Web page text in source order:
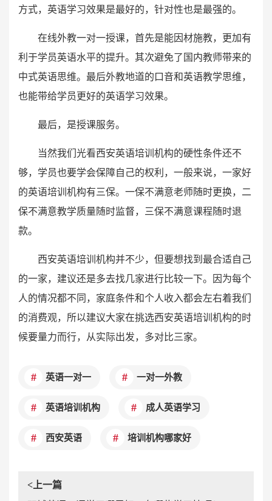
方式，英语学习效果是最好的，针对性也是最强的。
在线外教一对一授课，首先是能因材施教，更加有
利于学员英语水平的提升。其次避免了国内教师带来的
中式英语思维。最后外教地道的口音和英语教学思维，
也能带给学员更好的英语学习效果。
最后，是授课服务。
当然我们光看西安英语培训机构的硬性条件还不
够，学员也要学会保障自己的权利，一般来说，一家好
的英语培训机构有三保。一保不满意老师随时更换，二
保不满意教学质量随时监督，三保不满意课程随时退
款。
西安英语培训机构并不少，但要想找到最合适自己
的一家，建议还是多去找几家进行比较一下。因为每个
人的情况都不同，家庭条件和个人收入都会左右着我们
的消费观，所以建议大家在挑选西安英语培训机构的时
候要量力而行，从实际出发，多对比三家。
英语一对一 一对一外教
英语培训机构 成人英语学习
西安英语 培训机构哪家好
<上一篇